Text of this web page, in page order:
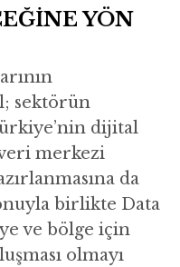
YÖN
sektörün
dijital
merkezi
da
birlikte Data
ve bölge için
olmayı